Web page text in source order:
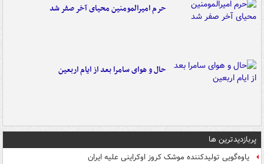
حرم امیرالمومنین محیای آخر صفر شد
حال و هوای سامرا بعد از ایام اربعین
پربازدیدترین ها
یاوه‌گویی تولیدکننده موشک کروز اوکراینی علیه ایران